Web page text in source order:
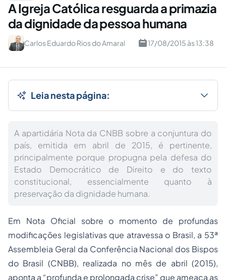
A Igreja Católica resguarda a primazia
da dignidade da pessoa humana
Carlos Eduardo Rios do Amaral 17/08/2015 às 13:38
Leia nesta página:
A apartidária Nota da CNBB sobre a conjuntura do
país, emitida em abril de 2015, é pertinente,
principalmente porque propugna pela defesa do
Estado Democrático de Direito e do texto
constitucional, essencialmente quanto à
preservação da dignidade humana.
Em Nota Oficial sobre o momento de profundas
modificações legislativas que atravessa o Brasil, a 53ª
Assembleia Geral da Conferência Nacional dos Bispos
do Brasil (CNBB), realizada no mês de abril (2015),
aponta a “profunda e prolongada crise” que ameaça as